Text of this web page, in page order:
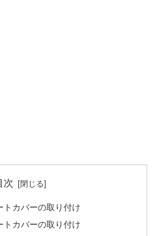
次
トカバーの取り付け
トカバーの取り付け